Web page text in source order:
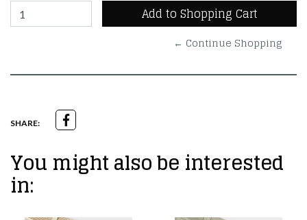
← Continue Shopping
SHARE:
You might also be interested
in: